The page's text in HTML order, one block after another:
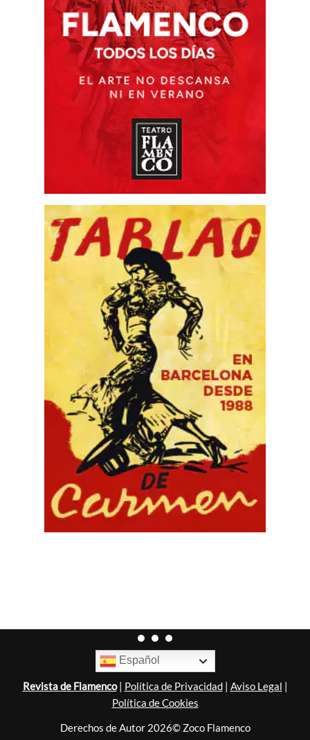
Español
Revista de Flamenco| Política de Privacidad| Aviso Legal |
Política de Cookies
Derechos de Autor 2026© Zoco Flamenco